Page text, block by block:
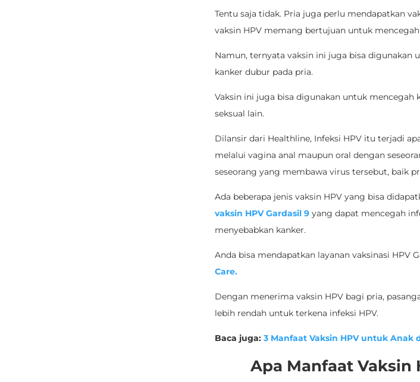
Tentu saja tidak. Pria juga perlu mendapatkan
vaksin HPV memang bertujuan untuk mencegah
Namun, ternyata vaksin ini juga bisa digunakan
kanker dubur pada pria.
Vaksin ini juga bisa digunakan untuk
seksual lain.
Dilansir dari Healthline, Infeksi HPV itu terjadi
melalui vagina anal maupun oral dengan
seseorang yang membawa virus tersebut, baik
Ada beberapa jenis vaksin HPV yang bisa
vaksin HPV Gardasil 9 yang dapat mencegah
menyebabkan kanker.
Anda bisa mendapatkan layanan vaksinasi HPV
Care.
Dengan menerima vaksin HPV bagi pria,
lebih rendah untuk terkena infeksi HPV.
Baca juga:3 Manfaat Vaksin HPV untuk Anak
Apa ManfaatVaksin